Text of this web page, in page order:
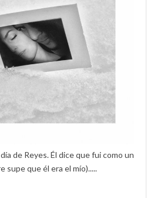
de Reyes. Él dice que fui como un
supe que él era el mío).....